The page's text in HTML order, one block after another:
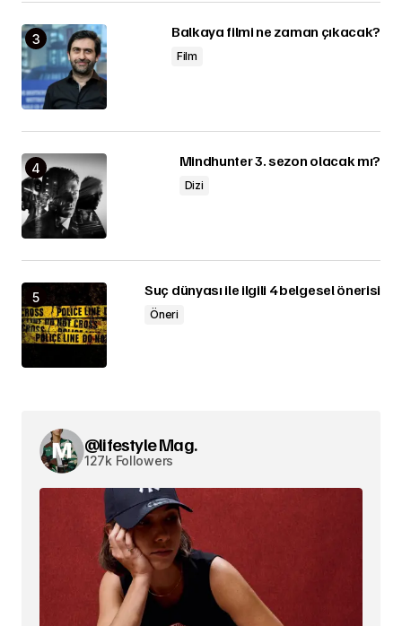
Balkaya filmi ne zaman çıkacak?
Film
Mindhunter 3. sezon olacak mı?
Dizi
Suç dünyası ile ilgili 4 belgesel önerisi
Öneri
@lifestyle Mag.
127k Followers